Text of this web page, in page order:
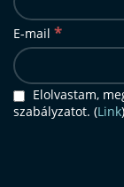
E-mail *
Elolvastam,
szabályzatot. (Link)